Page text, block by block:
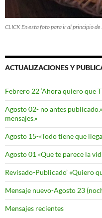
CLICK En esta foto para ir al principio de
ACTUALIZACIONES Y
Febrero 22 ‘Ahora quiero que
Agosto 02- no antes
mensajes.»
Agosto 15-«Todo tiene que
Agosto 01 «Que te parece la
Revisado-Publicado’ «Quiero
Mensaje nuevo-Agosto 23
Mensajes recientes